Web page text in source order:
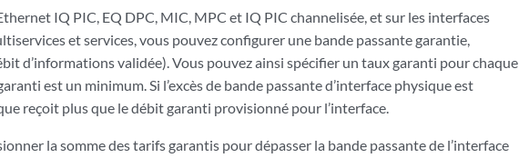
IQ PIC, EQ DPC, MIC, MPC et IQ PIC channelisée, et sur les interfaces
et services, vous pouvez configurer une bande passante garantie,
d’informations validée). Vous pouvez ainsi spécifier un taux garanti pour chaque
est un minimum. Si l’excès de bande passante d’interface physique est
reçoit plus que le débit garanti provisionné pour l’interface.
la somme des tarifs garantis pour dépasser la bande passante de l’interface